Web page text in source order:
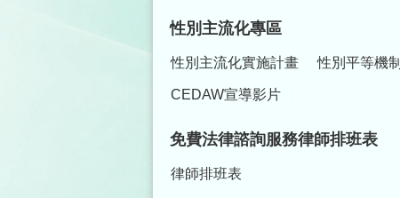
性別主流化專區
性別主流化實施計畫 性別平等機制
CEDAW宣導影片
免費法律諮詢服務律師排班表
律師排班表